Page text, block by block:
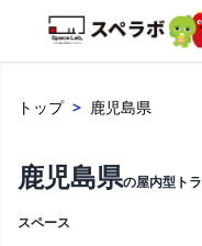
トップ > 鹿児島県
鹿児島県の屋内型ト
スペース